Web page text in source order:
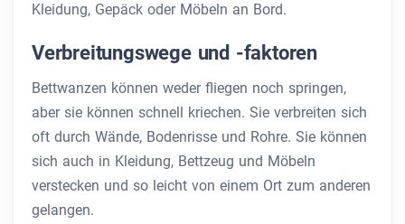
Kleidung, Gepäck oder Möbeln an Bord.
Verbreitungswege und -faktoren
Bettwanzen können weder fliegen noch springen,
aber sie können schnell kriechen. Sie verbreiten sich
oft durch Wände, Bodenrisse und Rohre. Sie können
sich auch in Kleidung, Bettzeug und Möbeln
verstecken und so leicht von einem Ort zum anderen
gelangen.